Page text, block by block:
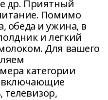
др. Приятный
Помимо
обеда и ужина, в
и легкий
Для вашего
категории
включающие